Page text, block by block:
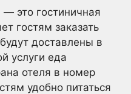
это гостиничная
гостям заказать
доставлены в
услуги еда
отеля в номер
удобно питаться